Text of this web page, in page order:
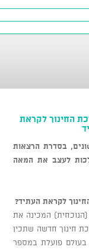
את מערכת החינוך לקראת
בסדרת הרצאות
לעצב את המאה
המכינה את
חינוך חדשה שתכין
בעולם פועלת במספר